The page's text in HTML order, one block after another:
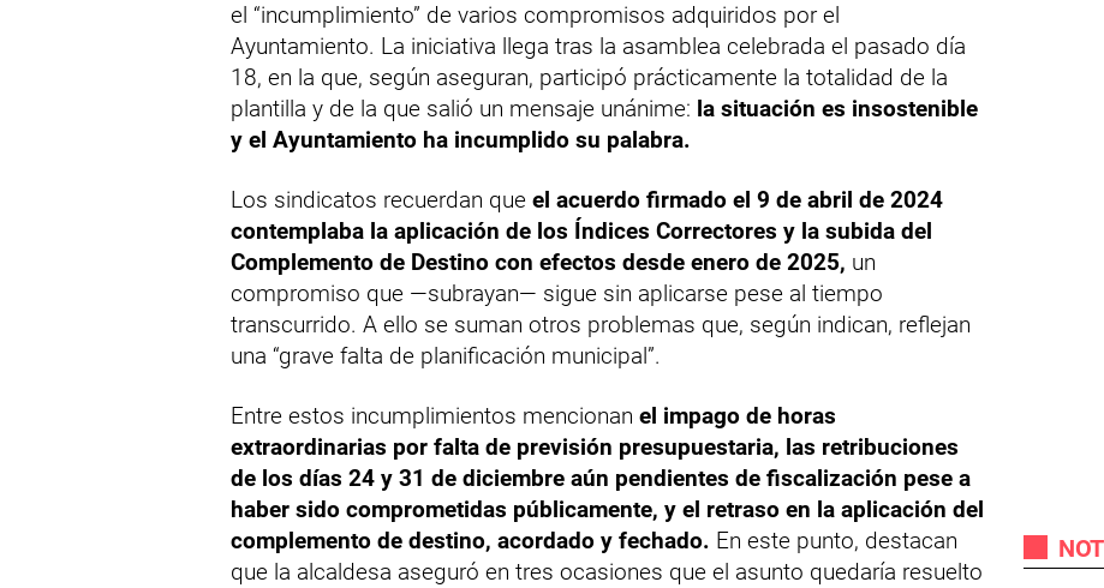
el “incumplimiento” de varios compromisos adquiridos por el
Ayuntamiento. La iniciativa llega tras la asamblea celebrada el pasado día
18, en la que, según aseguran, participó prácticamente la totalidad de la
plantilla y de la que salió un mensaje unánime: la situación es insostenible
y el Ayuntamiento ha incumplido su palabra.
Los sindicatos recuerdan que el acuerdo firmado el 9 de abril de 2024
contemplaba la aplicación de los Índices Correctores y la subida del
Complemento de Destino con efectos desde enero de 2025, un
compromiso que —subrayan— sigue sin aplicarse pese al tiempo
transcurrido. A ello se suman otros problemas que, según indican, reflejan
una “grave falta de planificación municipal”.
Entre estos incumplimientos mencionan el impago de horas
extraordinarias por falta de previsión presupuestaria, las retribuciones
de los días 24 y 31 de diciembre aún pendientes de fiscalización pese a
haber sido comprometidas públicamente, y el retraso en la aplicación del
complemento de destino, acordado y fechado. En este punto, destacan
que la alcaldesa aseguró en tres ocasiones que el asunto quedaría resuelto